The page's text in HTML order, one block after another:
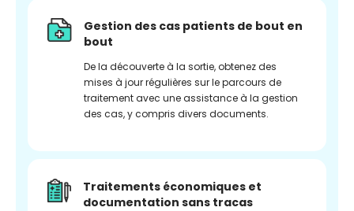
Gestion des cas patients de bout en
bout
De la découverte à la sortie, obtenez des
mises à jour régulières sur le parcours de
traitement avec une assistance à la gestion
des cas, y compris divers documents.
Traitements économiques et
documentation sans tracas